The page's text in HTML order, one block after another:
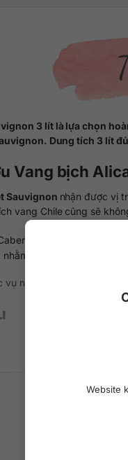
Website
3 lít là lựa chọn
Dung tích 3 lít
Vang bịch
Sauvignon nhận được vị
vang Chile cũng sẽ
Sauvignon,
duy trì mùi vị ổn
những bữa tiệc đông